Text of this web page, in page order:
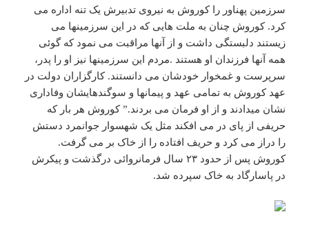
سرزمین پهناور را کوروش به نیروی تدبیرش یک تنه اداره می
کرد. کوروش چنان به ملت هایی که در این سرزمینها می
زیستند دلبستگی داشت و از آنها مراقبت می نمود که گوئی
همه آنها فرزندان او هستند .مردم این سرزمینها نیز او را پدر،
سرپرست و غمخوار خودشان می دانستند. کارگزاران دولت در
عهد کوروش به تمامی عهد و پیمانها و سوگندهایشان وفاداری
نشان میدادند و از او فرمان می بردند.” کوروش هر بار که
حریفی از پای در می افکند مثل یک شهسوار جوانمرد دستش
را دراز می کرد و حریف افتاده را از خاک بر می گرفت.
کوروش پس از حدود ۲۳ سال فرمانروائی درگذشت و پیکرش
در پاسارگاد به خاک سپرده شد.